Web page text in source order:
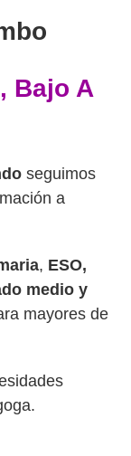
Bajo A
seguimos
a
, ESO,
medio y
mayores de